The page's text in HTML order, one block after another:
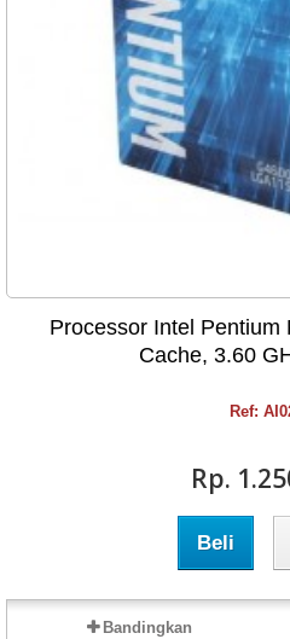
Processor Intel Pentium
Cache, 3.60
Ref:
Rp‎.
Beli
Bandingkan